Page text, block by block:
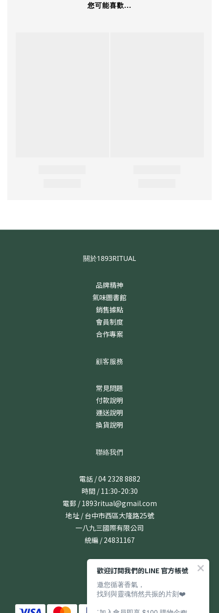
您可能喜歡...
關於1893RITUAL
品牌精神
氣味圖書館
銷售據點
會員制度
合作專案
顧客服務
常見問題
付款說明
運送說明
換貨說明
聯絡我們
電話 / 04 2328 8882
時間 / 11:30-20:30
電郵 / 1893ritual@gmail.com
地址 / 台中市西區大隆路25號
一八九三國際有限公司
統編 / 24831167
歡迎訂閱我們的LINE 官方帳號
邀您循著香氣，
找到與靈魂悄然共振的片刻❤️